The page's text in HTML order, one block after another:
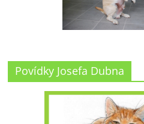
Povídky Josefa Dubna